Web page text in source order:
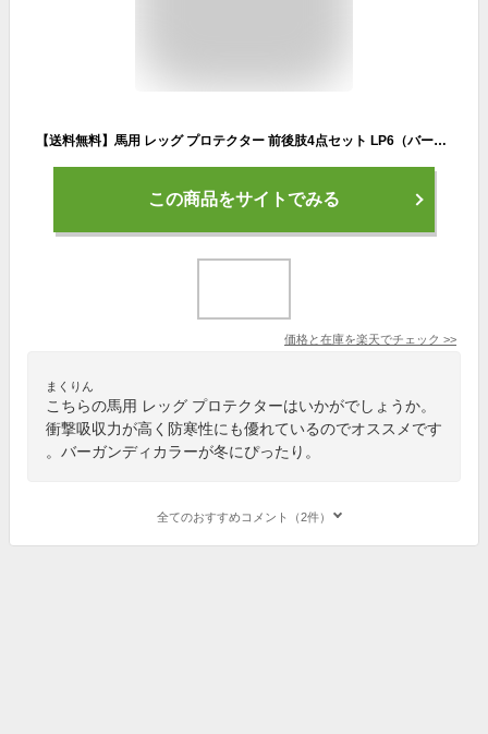
【送料無料】馬用 レッグ プロテクター 前後肢4点セット LP6（バーガンディ） FULLサイズ | 乗馬 馬 馬具 乗馬用品 Klaus ホースブーツ 足用 前肢 後肢 前脚 後脚 前足 後足 肢 足 脚 テンドンブーツ サラブレッド フルサイズ ガード 赤茶 乗馬用 クラウス
この商品をサイトでみる
価格と在庫を楽天でチェック >>
まくりん
こちらの馬用 レッグ プロテクターはいかがでしょうか。
衝撃吸収力が高く防寒性にも優れているのでオススメです
。バーガンディカラーが冬にぴったり。
全てのおすすめコメント（2件）